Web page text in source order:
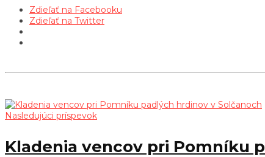
Zdieľať na Facebooku
Zdieľať na Twitter
Nasledujúci príspevok
Kladenia vencov pri Pomníku